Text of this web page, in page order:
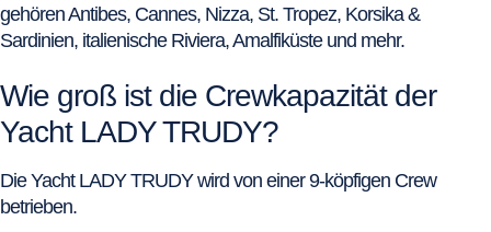
gehören Antibes, Cannes, Nizza, St. Tropez, Korsika &
Sardinien, italienische Riviera, Amalfiküste und mehr.
Wie groß ist die Crewkapazität der
Yacht LADY TRUDY?
Die Yacht LADY TRUDY wird von einer 9-köpfigen Crew
betrieben.